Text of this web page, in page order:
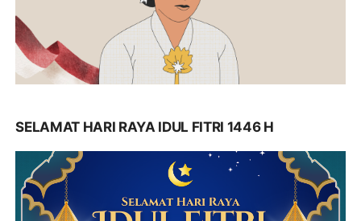
SELAMAT HARI RAYA IDUL FITRI 1446 H